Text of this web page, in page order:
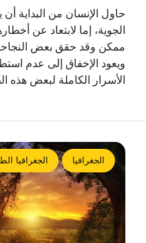
حاول الإنسان من البداية
الجوية، إما لابتعاد عن
ممكن وقد حقق بعض
ويعود الإخفاق إلى عدم
الأسرار الكاملة لبعض هذه
الجغرافيا الجغرافيا